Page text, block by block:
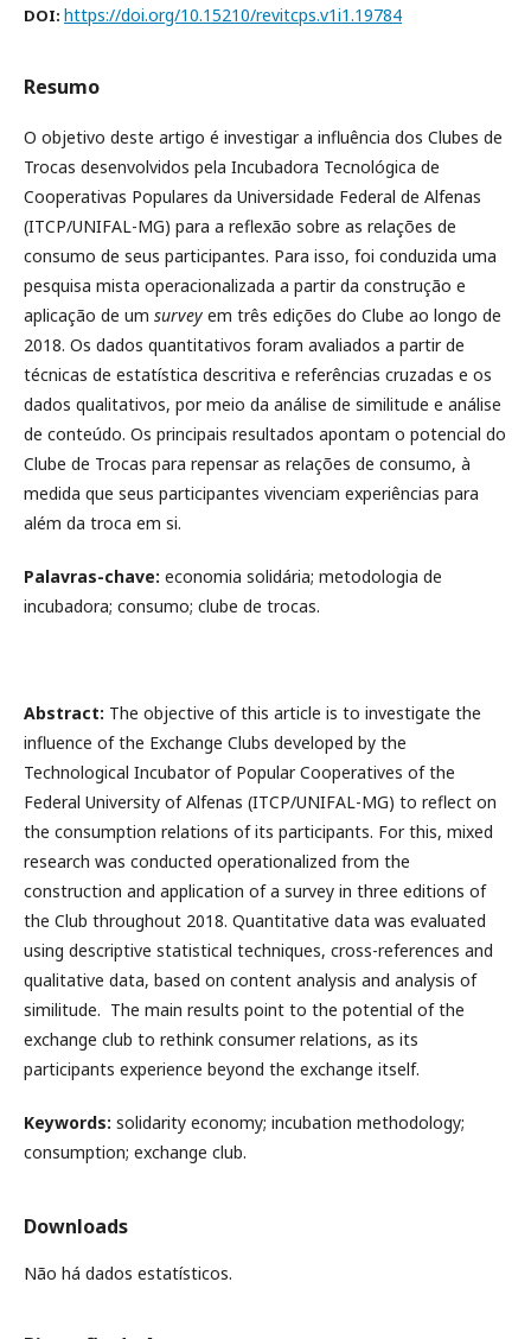
DOI: https://doi.org/10.15210/revitcps.v1i1.19784
Resumo
O objetivo deste artigo é investigar a influência dos Clubes de
Trocas desenvolvidos pela Incubadora Tecnológica de
Cooperativas Populares da Universidade Federal de Alfenas
(ITCP/UNIFAL-MG) para a reflexão sobre as relações de
consumo de seus participantes. Para isso, foi conduzida uma
pesquisa mista operacionalizada a partir da construção e
aplicação de um survey em três edições do Clube ao longo de
2018. Os dados quantitativos foram avaliados a partir de
técnicas de estatística descritiva e referências cruzadas e os
dados qualitativos, por meio da análise de similitude e análise
de conteúdo. Os principais resultados apontam o potencial do
Clube de Trocas para repensar as relações de consumo, à
medida que seus participantes vivenciam experiências para
além da troca em si.
Palavras-chave: economia solidária; metodologia de
incubadora; consumo; clube de trocas.
Abstract: The objective of this article is to investigate the
influence of the Exchange Clubs developed by the
Technological Incubator of Popular Cooperatives of the
Federal University of Alfenas (ITCP/UNIFAL-MG) to reflect on
the consumption relations of its participants. For this, mixed
research was conducted operationalized from the
construction and application of a survey in three editions of
the Club throughout 2018. Quantitative data was evaluated
using descriptive statistical techniques, cross-references and
qualitative data, based on content analysis and analysis of
similitude. The main results point to the potential of the
exchange club to rethink consumer relations, as its
participants experience beyond the exchange itself.
Keywords: solidarity economy; incubation methodology;
consumption; exchange club.
Downloads
Não há dados estatísticos.